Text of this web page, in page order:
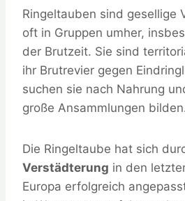
Ringeltauben sind gesellige
oft in Gruppen umher,
der Brutzeit. Sie sind
ihr Brutrevier gegen
suchen sie nach Nahrung
große Ansammlungen
Die Ringeltaube hat sich
Verstädterung in den
Europa erfolgreich